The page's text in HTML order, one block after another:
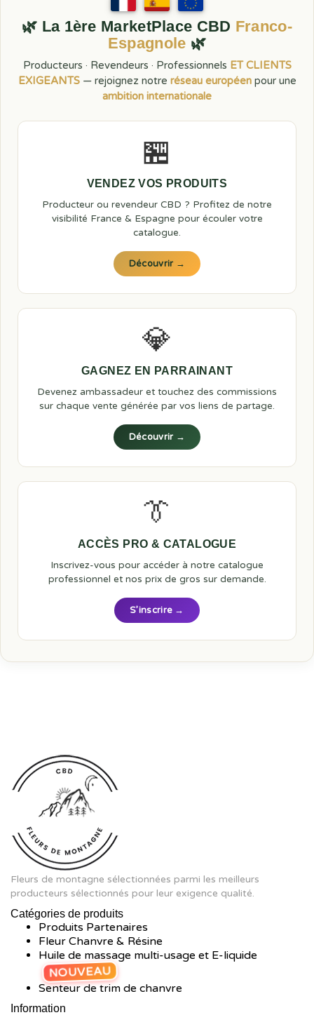
🌿 La 1ère MarketPlace CBD Franco-
Espagnole 🌿
Producteurs · Revendeurs · Professionnels ET CLIENTS
EXIGEANTS— rejoignez notre réseau européenpour une
ambition internationale
🏪
VENDEZ VOS PRODUITS
Producteur ou revendeur CBD ? Profitez de notre
visibilité France & Espagne pour écouler votre
catalogue.
Découvrir →
💎
GAGNEZ EN PARRAINANT
Devenez ambassadeur et touchez des commissions
sur chaque vente générée par vos liens de partage.
Découvrir →
👔
ACCÈS PRO & CATALOGUE
Inscrivez-vous pour accéder à notre catalogue
professionnel et nos prix de gros sur demande.
S’inscrire →
Fleurs de montagne sélectionnées parmi les meilleurs
producteurs sélectionnés pour leur exigence qualité.
Catégories de produits
Produits Partenaires
Fleur Chanvre & Résine
Huile de massage multi-usage et E-liquide
NOUVEAU
Senteur de trim de chanvre
Information